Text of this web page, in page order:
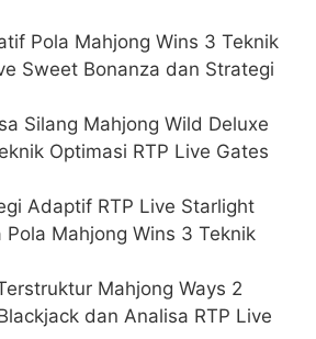
Pola Mahjong Wins 3 Teknik
Sweet Bonanza dan Strategi
Silang Mahjong Wild Deluxe
Optimasi RTP Live Gates
Adaptif RTP Live Starlight
Pola Mahjong Wins 3 Teknik
Mahjong Ways 2
dan Analisa RTP Live